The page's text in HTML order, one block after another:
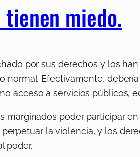
tienen miedo.
por sus derechos y los
Efectivamente,
acceso a servicios públicos,
marginados poder participar
la violencia, y los
poder.